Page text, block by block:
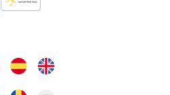
Melone können wir noch nicht
getestet. Tolle Farben, unserem